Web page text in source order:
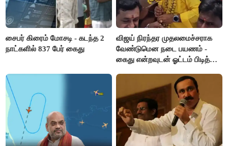
சைபர் கிரைம் மோசடி - கடந்த 2
நாட்களில் 837 பேர் கைது
விஜய் நிரந்தர முதலமைச்சராக
வேண்டுமென நடை பயணம் -
கைது என்றவுடன் ஓட்டம் பிடித்த